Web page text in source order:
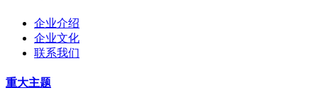
企业介绍
企业文化
联系我们
重大主题